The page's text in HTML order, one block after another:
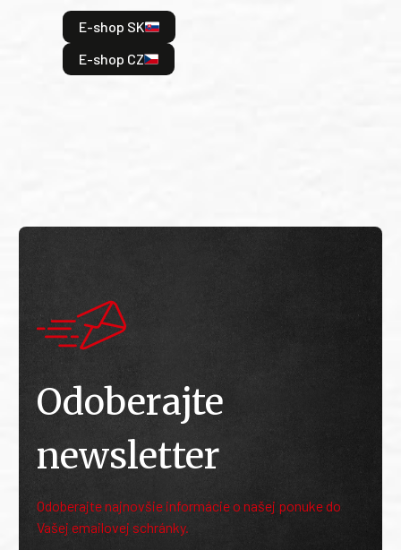
E-shop SK
E-shop CZ
Odoberajte
newsletter
Odoberajte najnovšie informácie o našej ponuke do
Vašej emailovej schránky.